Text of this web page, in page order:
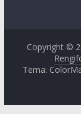
Copyright ©
Tema: